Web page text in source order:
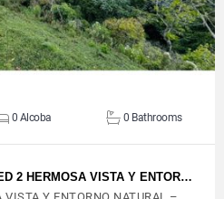
0 Alcoba 0 Bathrooms
2 HERMOSA VISTA Y ENTOR…